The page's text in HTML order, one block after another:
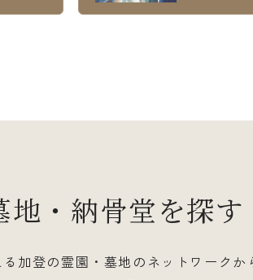
地・納骨堂を探す
加登の霊園・墓地のネットワークか